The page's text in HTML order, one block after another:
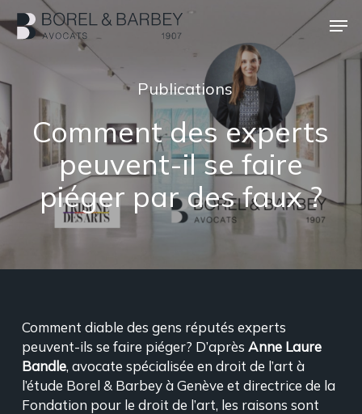
to
Publications
Comment des experts
peuvent-il se faire
piéger par des faux ?
Comment diable des gens réputés experts
peuvent-ils se faire piéger? D’après Anne Laure
Bandle, avocate spécialisée en droit de l’art à
l’étude Borel & Barbey à Genève et directrice de la
Fondation pour le droit de l’art, les raisons sont
Close
Menu